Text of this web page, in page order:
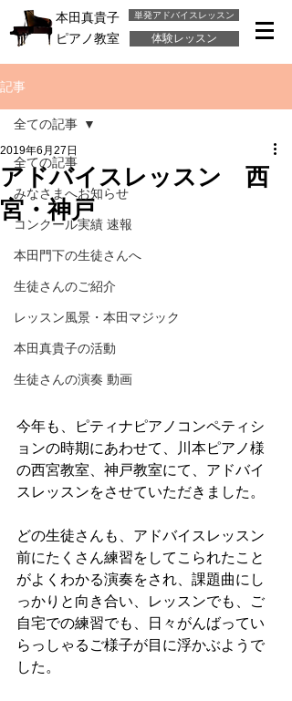
単発アドバイスレッスン
本田真貴子
ピアノ教室
体験レッスン
記事
全ての記事
みなさまへお知らせ
コンクール実績 速報
本田門下の生徒さんへ
生徒さんのご紹介
レッスン風景・本田マジック
本田真貴子の活動
生徒さんの演奏 動画
全ての記事
アドバイスレッスン 西
宮・神戸
2019年6月27日
今年も、ピティナピアノコンペティシ
ョンの時期にあわせて、川本ピアノ様
の西宮教室、神戸教室にて、アドバイ
スレッスンをさせていただきました。
どの生徒さんも、アドバイスレッスン
前にたくさん練習をしてこられたこと
がよくわかる演奏をされ、課題曲にし
っかりと向き合い、レッスンでも、ご
自宅での練習でも、日々がんばってい
らっしゃるご様子が目に浮かぶようで
した。